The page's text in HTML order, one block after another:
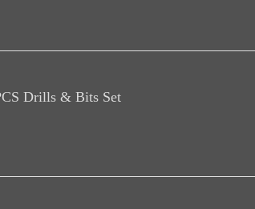
Drills & Bits Set